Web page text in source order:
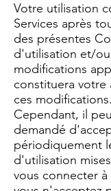
Votre utilisation
Services après
des présentes
d'utilisation et/
modifications
constituera
ces modifications.
Cependant, il
demandé
périodiquement
d'utilisation
vous connecter à